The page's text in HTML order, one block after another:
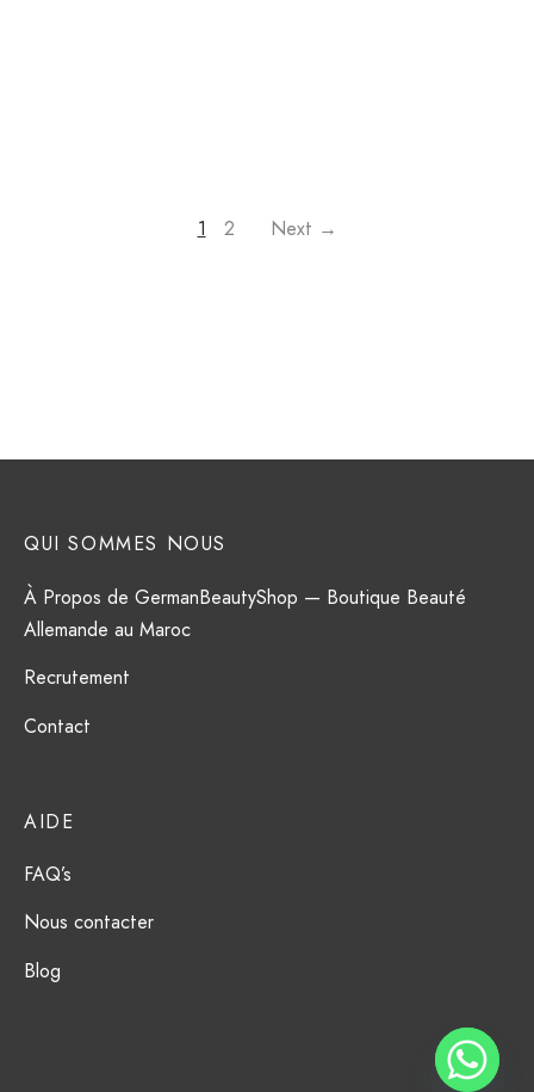
1 2 Next →
AIDE
FAQ’s
Nous contacter
Blog
QUI SOMMES NOUS
À Propos de GermanBeautyShop — Boutique Beauté
Allemande au Maroc
Recrutement
Contact